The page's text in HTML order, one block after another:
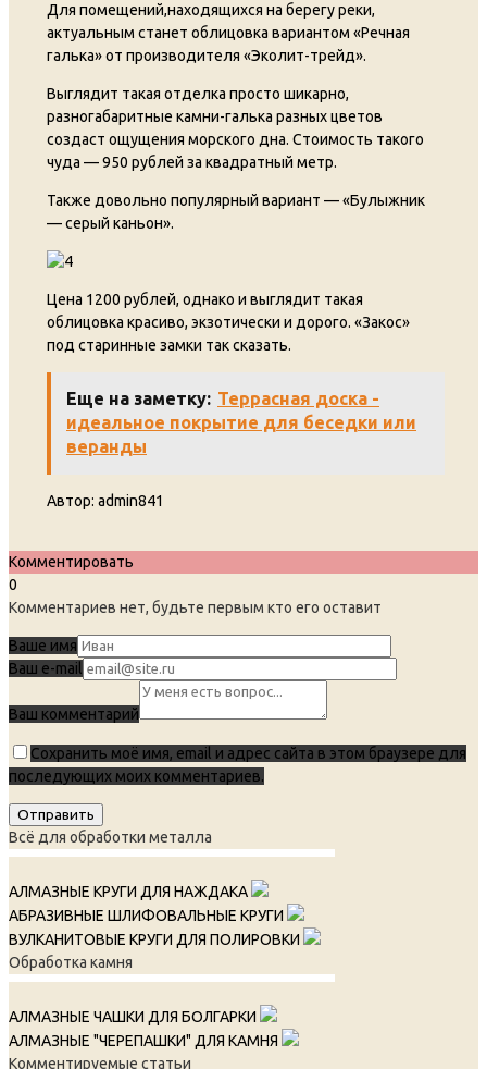
Для помещений,находящихся на берегу реки,
актуальным станет облицовка вариантом «Речная
галька» от производителя «Эколит-трейд».
Выглядит такая отделка просто шикарно,
разногабаритные камни-галька разных цветов
создаст ощущения морского дна. Стоимость такого
чуда — 950 рублей за квадратный метр.
Также довольно популярный вариант — «Булыжник
— серый каньон».
Цена 1200 рублей, однако и выглядит такая
облицовка красиво, экзотически и дорого. «Закос»
под старинные замки так сказать.
Еще на заметку: Террасная доска -
идеальное покрытие для беседки или
веранды
Автор: admin841
Комментировать
0
Комментариев нет, будьте первым кто его оставит
Ваше имя
Ваш e-mail
Ваш комментарий
Сохранить моё имя, email и адрес сайта в этом браузере для
последующих моих комментариев.
Всё для обработки металла
АЛМАЗНЫЕ КРУГИ ДЛЯ НАЖДАКА
АБРАЗИВНЫЕ ШЛИФОВАЛЬНЫЕ КРУГИ
ВУЛКАНИТОВЫЕ КРУГИ ДЛЯ ПОЛИРОВКИ
Обработка камня
АЛМАЗНЫЕ ЧАШКИ ДЛЯ БОЛГАРКИ
АЛМАЗНЫЕ "ЧЕРЕПАШКИ" ДЛЯ КАМНЯ
Комментируемые статьи